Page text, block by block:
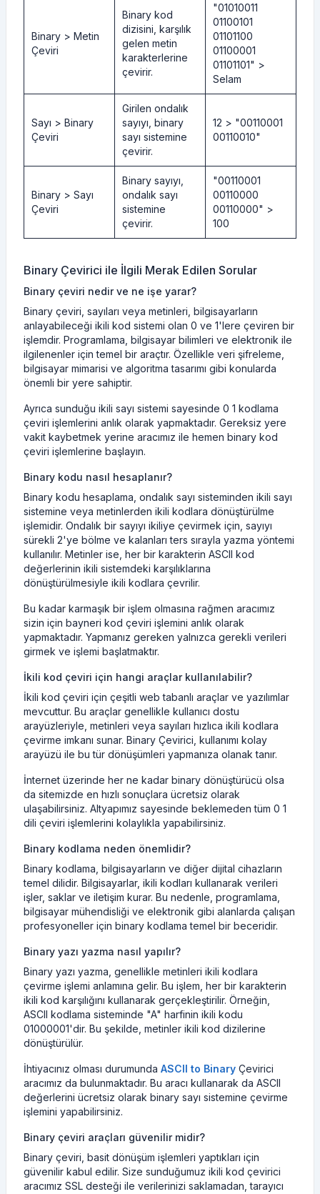
Binary > Metin
Çeviri
Binary kod
dizisini, karşılık
gelen metin
karakterlerine
çevirir.
"01010011
01100101
01101100
01100001
01101101" >
Selam
Sayı > Binary
Çeviri
Girilen ondalık
sayıyı, binary
sayı sistemine
çevirir.
12 > "00110001
00110010"
Binary > Sayı
Çeviri
Binary sayıyı,
ondalık sayı
sistemine
çevirir.
"00110001
00110000
00110000" >
100
Binary Çevirici ile İlgili Merak Edilen Sorular
Binary çeviri nedir ve ne işe yarar?
Binary çeviri, sayıları veya metinleri, bilgisayarların
anlayabileceği ikili kod sistemi olan 0 ve 1'lere çeviren bir
işlemdir. Programlama, bilgisayar bilimleri ve elektronik ile
ilgilenenler için temel bir araçtır. Özellikle veri şifreleme,
bilgisayar mimarisi ve algoritma tasarımı gibi konularda
önemli bir yere sahiptir.
Ayrıca sunduğu ikili sayı sistemi sayesinde 0 1 kodlama
çeviri işlemlerini anlık olarak yapmaktadır. Gereksiz yere
vakit kaybetmek yerine aracımız ile hemen binary kod
çeviri işlemlerine başlayın.
Binary kodu nasıl hesaplanır?
Binary kodu hesaplama, ondalık sayı sisteminden ikili sayı
sistemine veya metinlerden ikili kodlara dönüştürülme
işlemidir. Ondalık bir sayıyı ikiliye çevirmek için, sayıyı
sürekli 2'ye bölme ve kalanları ters sırayla yazma yöntemi
kullanılır. Metinler ise, her bir karakterin ASCII kod
değerlerinin ikili sistemdeki karşılıklarına
dönüştürülmesiyle ikili kodlara çevrilir.
Bu kadar karmaşık bir işlem olmasına rağmen aracımız
sizin için bayneri kod çeviri işlemini anlık olarak
yapmaktadır. Yapmanız gereken yalnızca gerekli verileri
girmek ve işlemi başlatmaktır.
İkili kod çeviri için hangi araçlar kullanılabilir?
İkili kod çeviri için çeşitli web tabanlı araçlar ve yazılımlar
mevcuttur. Bu araçlar genellikle kullanıcı dostu
arayüzleriyle, metinleri veya sayıları hızlıca ikili kodlara
çevirme imkanı sunar. Binary Çevirici, kullanımı kolay
arayüzü ile bu tür dönüşümleri yapmanıza olanak tanır.
İnternet üzerinde her ne kadar binary dönüştürücü olsa
da sitemizde en hızlı sonuçlara ücretsiz olarak
ulaşabilirsiniz. Altyapımız sayesinde beklemeden tüm 0 1
dili çeviri işlemlerini kolaylıkla yapabilirsiniz.
Binary kodlama neden önemlidir?
Binary kodlama, bilgisayarların ve diğer dijital cihazların
temel dilidir. Bilgisayarlar, ikili kodları kullanarak verileri
işler, saklar ve iletişim kurar. Bu nedenle, programlama,
bilgisayar mühendisliği ve elektronik gibi alanlarda çalışan
profesyoneller için binary kodlama temel bir beceridir.
Binary yazı yazma nasıl yapılır?
Binary yazı yazma, genellikle metinleri ikili kodlara
çevirme işlemi anlamına gelir. Bu işlem, her bir karakterin
ikili kod karşılığını kullanarak gerçekleştirilir. Örneğin,
ASCII kodlama sisteminde "A" harfinin ikili kodu
01000001'dir. Bu şekilde, metinler ikili kod dizilerine
dönüştürülür.
İhtiyacınız olması durumunda ASCII to Binary Çevirici
aracımız da bulunmaktadır. Bu aracı kullanarak da ASCII
değerlerini ücretsiz olarak binary sayı sistemine çevirme
işlemini yapabilirsiniz.
Binary çeviri araçları güvenilir midir?
Binary çeviri, basit dönüşüm işlemleri yaptıkları için
güvenilir kabul edilir. Size sunduğumuz ikili kod çevirici
aracımız SSL desteği ile verilerinizi saklamadan, tarayıcı